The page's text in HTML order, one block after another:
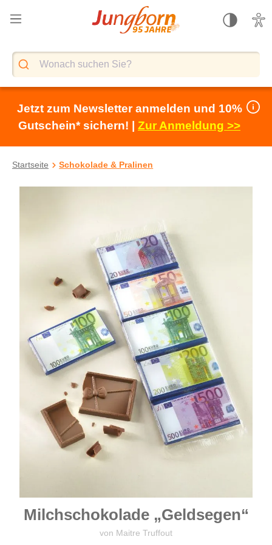
springen
Jetzt zum Newsletter anmelden und 10%
Gutschein* sichern! | Zur Anmeldung >>
Startseite Schokolade & Pralinen
Milchschokolade „Geldsegen“
von Maitre Truffout